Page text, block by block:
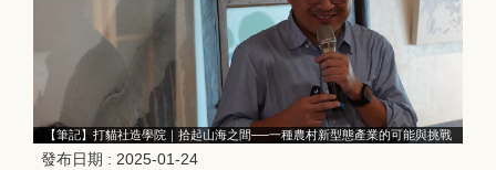
【筆記】打貓社造學院｜拾起山海之間──一種農村新型態產業的可能與挑戰
發布日期 : 2025-01-24